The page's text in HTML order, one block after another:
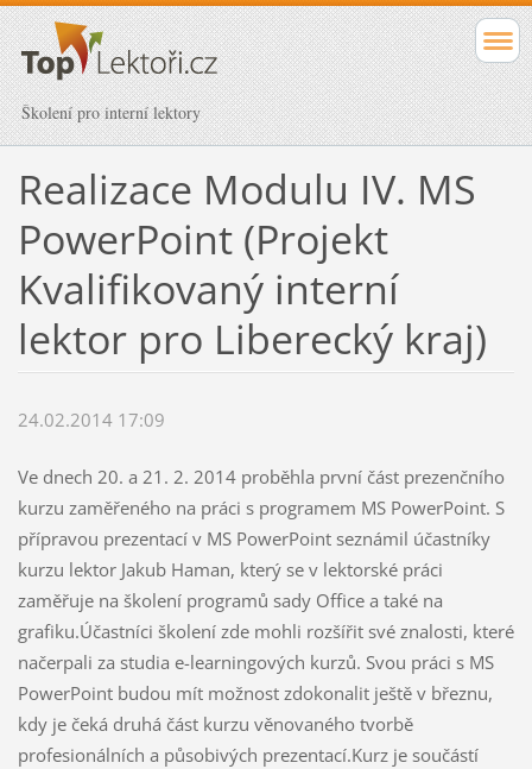
Školení pro interní lektory
Realizace Modulu IV. MS
PowerPoint (Projekt
Kvalifikovaný interní
lektor pro Liberecký kraj)
24.02.2014 17:09
Ve dnech 20. a 21. 2. 2014 proběhla první část prezenčního
kurzu zaměřeného na práci s programem MS PowerPoint. S
přípravou prezentací v MS PowerPoint seznámil účastníky
kurzu lektor Jakub Haman, který se v lektorské práci
zaměřuje na školení programů sady Office a také na
grafiku.Účastníci školení zde mohli rozšířit své znalosti, které
načerpali za studia e-learningových kurzů. Svou práci s MS
PowerPoint budou mít možnost zdokonalit ještě v březnu,
kdy je čeká druhá část kurzu věnovaného tvorbě
profesionálních a působivých prezentací.Kurz je součástí